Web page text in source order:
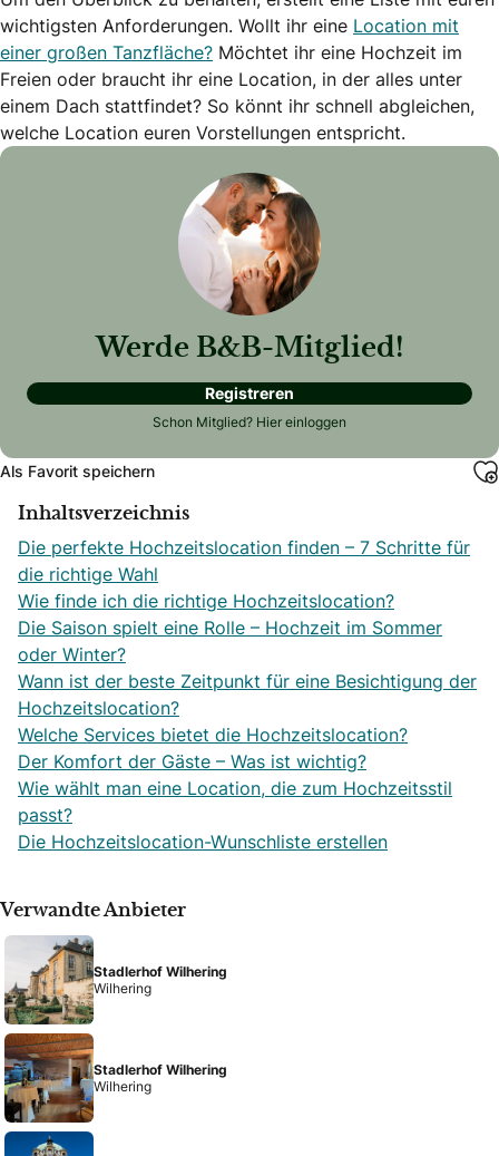
wichtigsten Anforderungen. Wollt ihr eine Location mit
einer großen Tanzfläche? Möchtet ihr eine Hochzeit im
Freien oder braucht ihr eine Location, in der alles unter
einem Dach stattfindet? So könnt ihr schnell abgleichen,
welche Location euren Vorstellungen entspricht.
Werde B&B-Mitglied!
Registreren
Schon Mitglied? Hier einloggen
Als Favorit speichern
Inhaltsverzeichnis
Die perfekte Hochzeitslocation finden – 7 Schritte für
die richtige Wahl
Wie finde ich die richtige Hochzeitslocation?
Die Saison spielt eine Rolle – Hochzeit im Sommer
oder Winter?
Wann ist der beste Zeitpunkt für eine Besichtigung der
Hochzeitslocation?
Welche Services bietet die Hochzeitslocation?
Der Komfort der Gäste – Was ist wichtig?
Wie wählt man eine Location, die zum Hochzeitsstil
passt?
Die Hochzeitslocation-Wunschliste erstellen
Verwandte Anbieter
Stadlerhof Wilhering
Wilhering
Stadlerhof Wilhering
Wilhering